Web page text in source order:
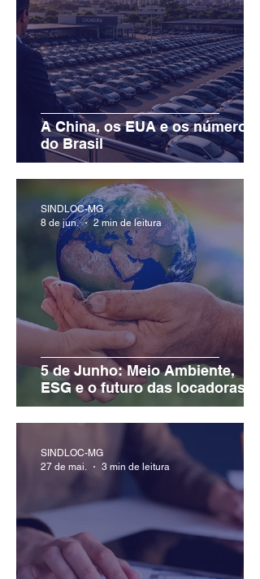
A China, os EUA e os números
do Brasil
5 de Junho: Meio Ambiente,
ESG e o futuro das locadoras
SINDLOC-MG
8 de jun.
2 min de leitura
SINDLOC-MG
27 de mai.
3 min de leitura